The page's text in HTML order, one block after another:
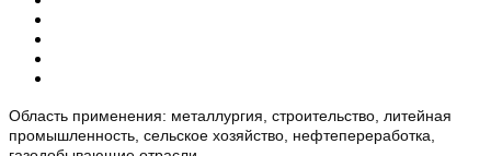
Область применения: металлургия, строительство, литейная
промышленность, сельское хозяйство, нефтепереработка,